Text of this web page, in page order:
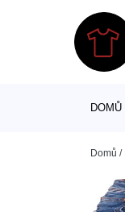
DOMŮ
Domů /